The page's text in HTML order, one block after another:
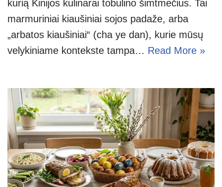
kurią Kinijos kulinarai tobulino šimtmečius. Tai
marmuriniai kiaušiniai sojos padaže, arba
„arbatos kiaušiniai“ (cha ye dan), kurie mūsų
velykiniame kontekste tampa… Read More »